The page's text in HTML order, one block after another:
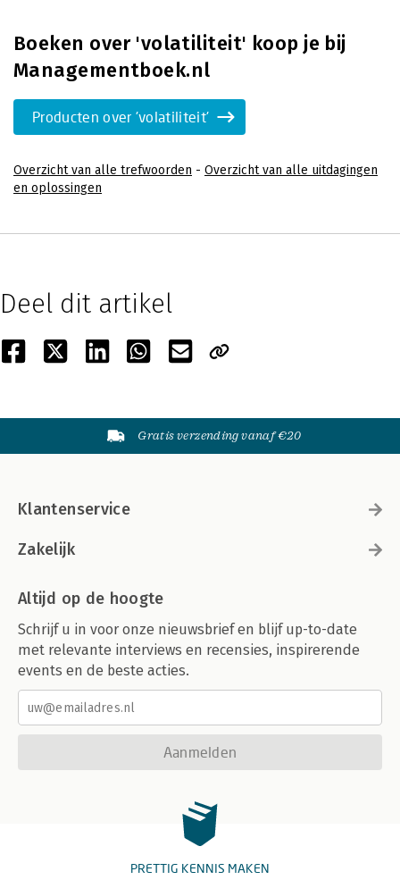
Boeken over 'volatiliteit' koop je bij
Managementboek.nl
Producten over 'volatiliteit'
Overzicht van alle trefwoorden - Overzicht van alle uitdagingen
en oplossingen
Deel dit artikel
Gratis verzending vanaf €20
Klantenservice
Zakelijk
Altijd op de hoogte
Schrijf u in voor onze nieuwsbrief en blijf up-to-date
met relevante interviews en recensies, inspirerende
events en de beste acties.
Aanmelden
PRETTIG KENNIS MAKEN